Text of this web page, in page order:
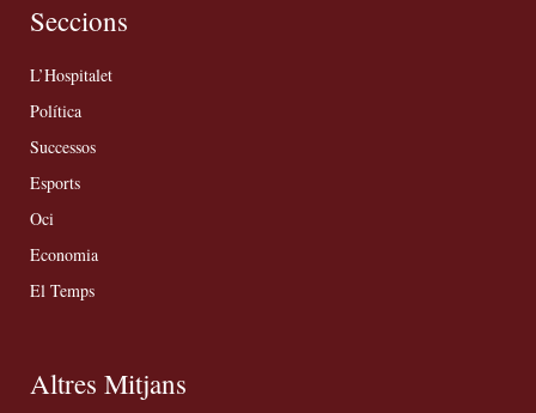
Seccions
L’Hospitalet
Política
Successos
Esports
Oci
Economia
El Temps
Altres Mitjans